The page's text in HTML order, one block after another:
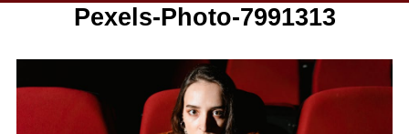
Pexels-Photo-7991313